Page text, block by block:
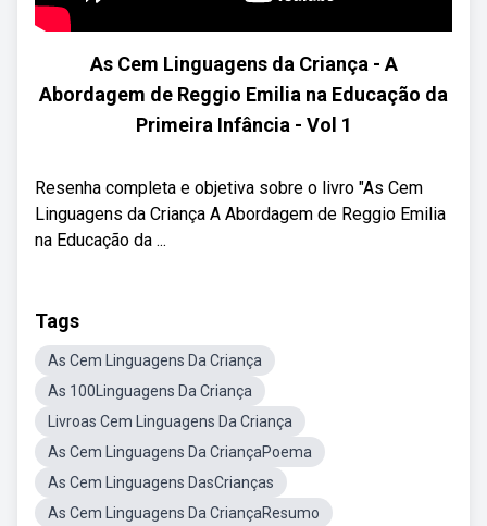
As Cem Linguagens da Criança - A
Abordagem de Reggio Emilia na Educação da
Primeira Infância - Vol 1
Resenha completa e objetiva sobre o livro "As Cem
Linguagens da Criança A Abordagem de Reggio Emilia
na Educação da ...
Tags
As Cem Linguagens Da Criança
As 100Linguagens Da Criança
Livroas Cem Linguagens Da Criança
As Cem Linguagens Da CriançaPoema
As Cem Linguagens DasCrianças
As Cem Linguagens Da CriançaResumo